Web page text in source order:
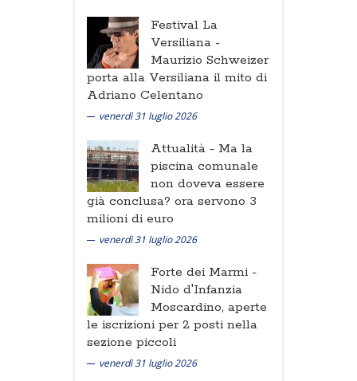
Festival La
Versiliana -
Maurizio Schweizer
porta alla Versiliana il mito di
Adriano Celentano
venerdì 31 luglio 2026
Attualità - Ma la
piscina comunale
non doveva essere
già conclusa? ora servono 3
milioni di euro
venerdì 31 luglio 2026
Forte dei Marmi -
Nido d'Infanzia
Moscardino, aperte
le iscrizioni per 2 posti nella
sezione piccoli
venerdì 31 luglio 2026